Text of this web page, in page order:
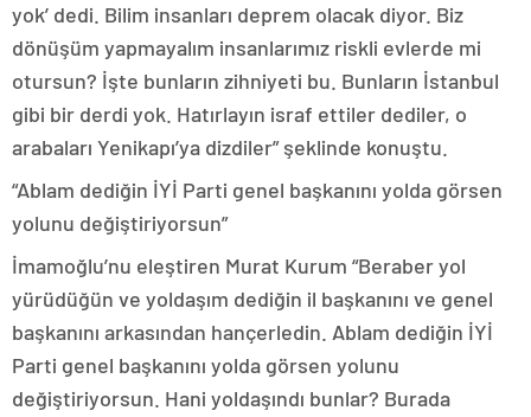
yok’ dedi. Bilim insanları deprem olacak diyor. Biz
dönüşüm yapmayalım insanlarımız riskli evlerde mi
otursun? İşte bunların zihniyeti bu. Bunların İstanbul
gibi bir derdi yok. Hatırlayın israf ettiler dediler, o
arabaları Yenikapı’ya dizdiler” şeklinde konuştu.
“Ablam dediğin İYİ Parti genel başkanını yolda görsen
yolunu değiştiriyorsun”
İmamoğlu’nu eleştiren Murat Kurum “Beraber yol
yürüdüğün ve yoldaşım dediğin il başkanını ve genel
başkanını arkasından hançerledin. Ablam dediğin İYİ
Parti genel başkanını yolda görsen yolunu
değiştiriyorsun. Hani yoldaşındı bunlar? Burada